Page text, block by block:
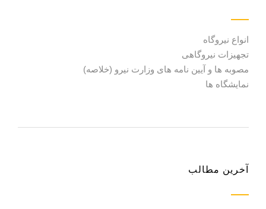
انواع نیروگاه
تجهیزات نیروگاهی
مصوبه ها و آیین نامه های وزارت نیرو (خلاصه)
نمایشگاه ها
آخرین مطالب